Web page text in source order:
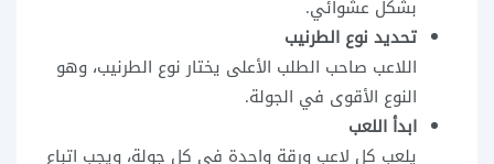
بشكل عشوائي.
تحديد نوع الطرنيب
اللاعب صاحب الطلب الأعلى يختار نوع الطرنيب، وهو
النوع الأقوى في الجولة.
ابدأ اللعب
يلعب كل لاعب ورقة واحدة في كل جولة، ويجب اتباع